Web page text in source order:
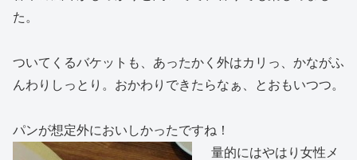
た。
ついてくるバケットも、あったかく外はカリっ、かながふ
んわりしっとり。おかわりできたらなぁ、とおもいつつ。
パンが想定外においしかったですね！
量的にはやはり女性メ